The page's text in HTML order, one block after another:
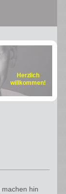
Herzlich
willkommen!
hin